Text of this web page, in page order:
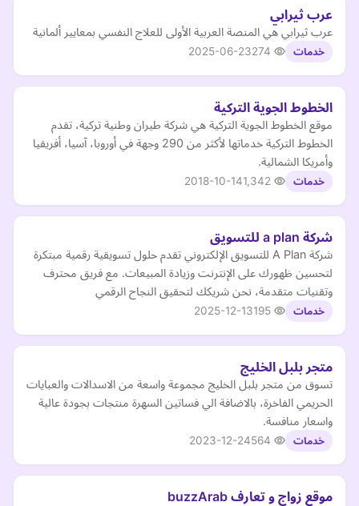
عرب ثيرابي
عرب ثيرابي هي المنصة العربية الأولى للعلاج النفسي بمعايير ألمانية
خدمات 2025-06-23
الخطوط الجوية التركية
موقع الخطوط الجوية التركية هي شركة طيران وطنية تركية، تقدم
الخطوط التركية خدماتها لأكثر من 290 وجهة في أوروبا، آسيا، أفريقيا
وأمريكا الشمالية.
خدمات 2018-10-14
شركة a plan للتسويق
شركة A Plan للتسويق الإلكتروني تقدم حلول تسويقية رقمية مبتكرة
لتحسين ظهورك على الإنترنت وزيادة المبيعات. مع فريق محترف
وتقنيات متقدمة، نحن شريكك لتحقيق النجاح الرقمي
خدمات 2025-12-13
متجر بلبل الخليج
تسوق من متجر بلبل الخليج مجموعة واسعة من الاسدالات والعبايات
الحريمي الفاخرة، بالاضافة الي فساتين السهرة منتجات بجودة عالية
واسعار منافسة.
خدمات 2023-12-24
موقع زواج و تعارف buzzArab